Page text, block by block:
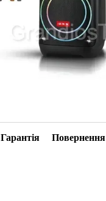
Гарантія Повернення